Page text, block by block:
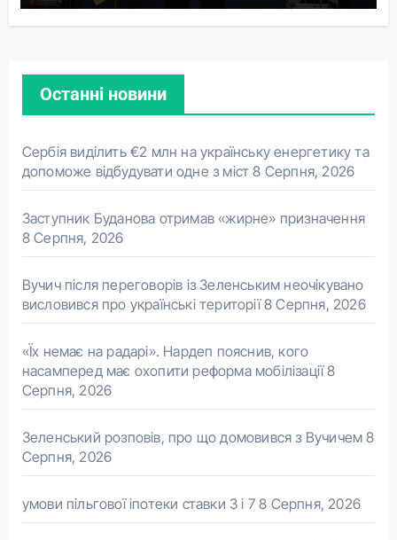
Останні новини
Сербія виділить €2 млн на українську енергетику та
допоможе відбудувати одне з міст 8 Серпня, 2026
Заступник Буданова отримав «жирне» призначення
8 Серпня, 2026
Вучич після переговорів із Зеленським неочікувано
висловився про українські території 8 Серпня, 2026
«Їх немає на радарі». Нардеп пояснив, кого
насамперед має охопити реформа мобілізації 8
Серпня, 2026
Зеленський розповів, про що домовився з Вучичем 8
Серпня, 2026
умови пільгової іпотеки ставки 3 і 7 8 Серпня, 2026